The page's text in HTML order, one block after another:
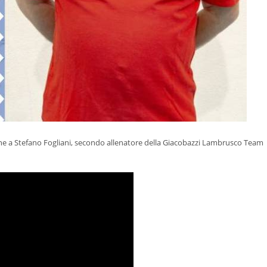
Stefano Fogliani, secondo allenatore della Giacobazzi Lambrusco Team